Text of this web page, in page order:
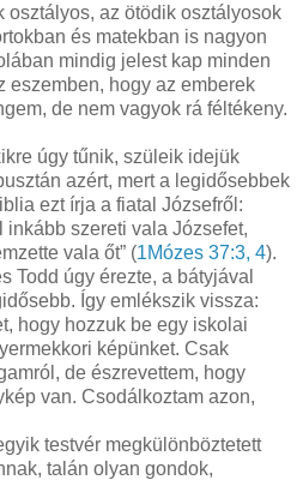
osztályos, az ötödik osztályosok
és matekban is nagyon
mindig jelest kap minden
eszemben, hogy az emberek
de nem vagyok rá féltékeny.
úgy tűnik, szüleik idejük
azért, mert a legidősebbek
ezt írja a fiatal Józsefről:
inkább szereti vala Józsefet,
vala őt” (1Mózes 37:3, 4).
Todd úgy érezte, a bátyjával
Így emlékszik vissza:
hogy hozzuk be egy iskolai
képünket. Csak
de észrevettem, hogy
van. Csodálkoztam azon,
testvér megkülönböztetett
talán olyan gondok,